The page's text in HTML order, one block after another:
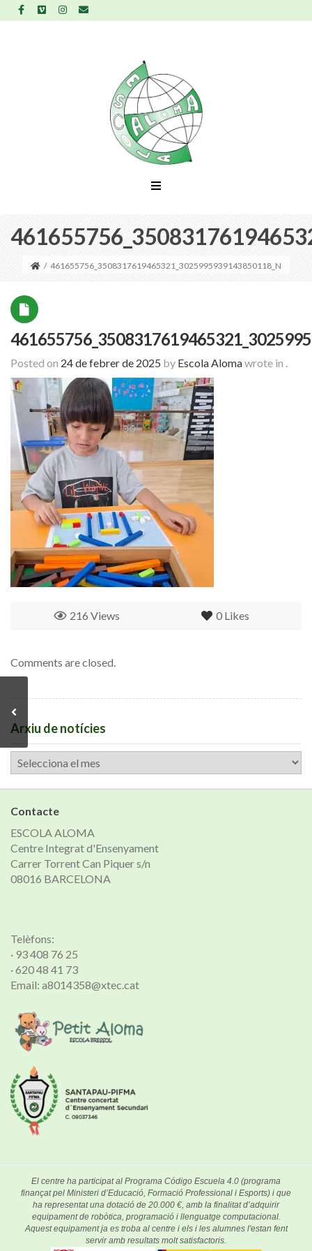
/ 461655756_3508317619465321_3025995939143850118_N
Posted on 24 de febrer de 2025 by Escola Alomawrote in .
0 Likes
216 Views
Comments are closed.
Arxiu de notícies
Arxiu
de
notícies
Contacte
ESCOLA ALOMA
Centre Integrat d'Ensenyament
Carrer Torrent Can Piquer s/n
08016 BARCELONA
Telèfons:
· 93 408 76 25
· 620 48 41 73
Email: a8014358@xtec.cat
El centre ha participat al Programa Código Escuela 4.0 (programa
finançat pel Ministeri d’Educació, Formació Professional i Esports) i que
ha representat una dotació de 20.000 €, amb la finalitat d’adquirir
equipament de robòtica, programació i llenguatge computacional.
Aquest equipament ja es troba al centre i els i les alumnes l'estan fent
servir amb resultats molt satisfactoris.